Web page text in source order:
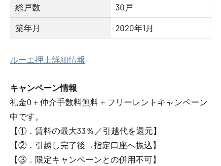
総戸数 30戸
築年月 2020年1月
ルーエ押上詳細情報
キャンペーン情報
礼金0 ＋ 仲介手数料無料 ＋ フリーレント キャンペーン
中です。
【①．賃料の最大33％／引越代を還元】
【②．引越し完了後→指定口座へ振込】
【③．限定キャンペーンとの併用不可】